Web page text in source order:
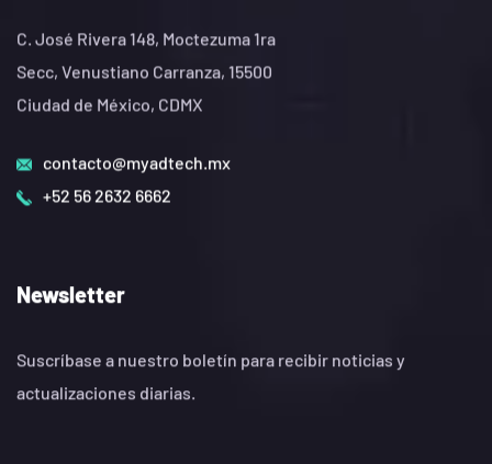
C. José Rivera 148, Moctezuma 1ra
Secc, Venustiano Carranza, 15500
Ciudad de México, CDMX
contacto@myadtech.mx
+52 56 2632 6662
Newsletter
Suscríbase a nuestro boletín para recibir noticias y
actualizaciones diarias.